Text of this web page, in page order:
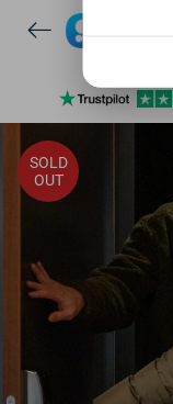
SOLD
OUT